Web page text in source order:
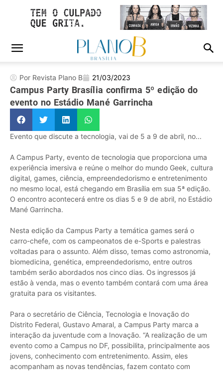
Por Revista Plano B 21/03/2023
Campus Party Brasília confirma 5º edição do
evento no Estádio Mané Garrincha
Evento que discute a tecnologia, vai de 5 a 9 de abril, no...
A Campus Party, evento de tecnologia que proporciona uma
experiência imersiva e reúne o melhor do mundo Geek, cultura
digital, games, ciência, empreendedorismo e entretenimento
no mesmo local, está chegando em Brasília em sua 5ª edição.
O encontro acontecerá entre os dias 5 e 9 de abril, no Estádio
Mané Garrincha.
Nesta edição da Campus Party a temática games será o
carro-chefe, com os campeonatos de e-Sports e palestras
voltadas para o assunto. Além disso, temas como astronomia,
biomedicina, genética, empreendedorismo, entre outros
também serão abordados nos cinco dias. Os ingressos já
estão à venda, mas o evento também contará com uma área
gratuita para os visitantes.
Para o secretário de Ciência, Tecnologia e Inovação do
Distrito Federal, Gustavo Amaral, a Campus Party marca a
interação da juventude com a Inovação. “A realização de um
evento como a Campus no DF, possibilita, principalmente aos
jovens, conhecimento com entretenimento. Assim, eles
acompanham as novas tendências, fazem contato com